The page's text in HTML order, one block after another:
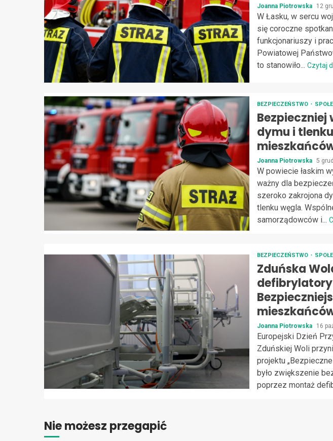
Joanna Piotrowska 12
W Łasku, w sercu
się coroczne
funkcjonariuszy i
Powiatowej
to stanowiło... Czytaj
BEZPIECZEŃSTWO
Bezpieczniej
dymu i
Joanna Piotrowska 5
W powiecie łaskim
ważny dla
szeroko zakrojona
tlenku węgla.
samorządowców i...
BEZPIECZEŃSTWO
Zduńska
defibrylatory
Joanna Piotrowska 16
Europejski Dzień
Zduńskiej Woli
projektu
było zwiększenie
poprzez montaż
Nie możesz przegapić